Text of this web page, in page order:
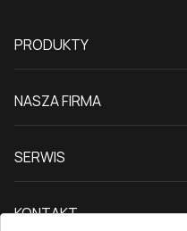
PRODUKTY
Okna
Drzwi balkonowe
NASZA FIRMA
Kontakt z nami
SERWIS
Warunki zwrotu towarów
KONTAKT